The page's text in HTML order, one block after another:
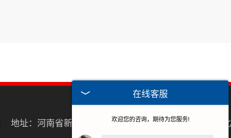
地址：河南省新乡市长垣市起重工业园区纬二路中段路北
在线客服
欢迎您的咨询，期待为您服务!